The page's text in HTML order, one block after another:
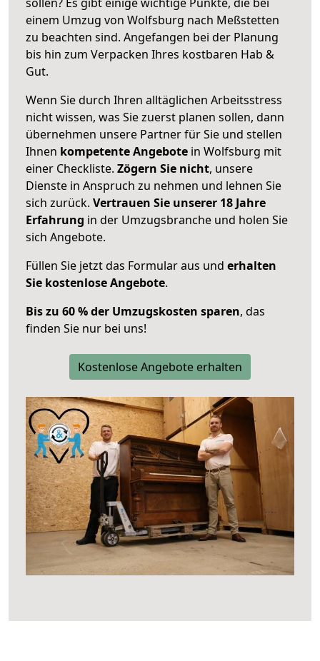
einem Umzug von Wolfsburg nach Meßstetten
zu beachten sind. Angefangen bei der Planung
bis hin zum Verpacken Ihres kostbaren Hab &
Gut.
Wenn Sie durch Ihren alltäglichen Arbeitsstress
nicht wissen, was Sie zuerst planen sollen, dann
übernehmen unsere Partner für Sie und stellen
Ihnen kompetente Angebote in Wolfsburg mit
einer Checkliste. Zögern Sie nicht, unsere
Dienste in Anspruch zu nehmen und lehnen Sie
sich zurück. Vertrauen Sie unserer 18 Jahre
Erfahrung in der Umzugsbranche und holen Sie
sich Angebote.
Füllen Sie jetzt das Formular aus und erhalten
Sie kostenlose Angebote.
Bis zu 60 % der Umzugskosten sparen, das
finden Sie nur bei uns!
Kostenlose Angebote erhalten